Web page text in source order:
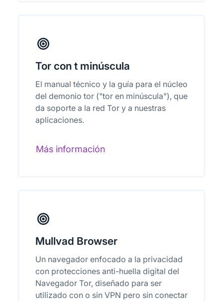
Tor con t minúscula
El manual técnico y la guía para el núcleo
del demonio tor ("tor en minúscula"), que
da soporte a la red Tor y a nuestras
aplicaciones.
Más información
Mullvad Browser
Un navegador enfocado a la privacidad
con protecciones anti-huella digital del
Navegador Tor, diseñado para ser
utilizado con o sin VPN pero sin conectar